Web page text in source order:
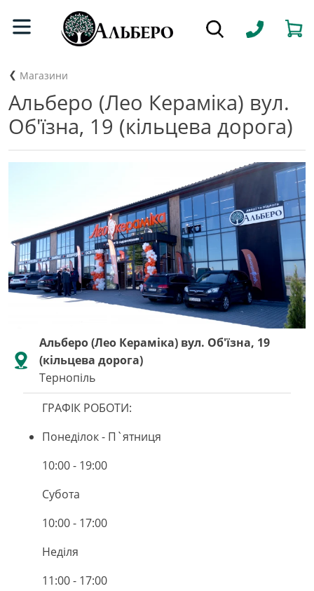
Магазини
Альберо (Лео Кераміка) вул.
Об'їзна, 19 (кільцева дорога)
Альберо (Лео Кераміка) вул. Об'їзна, 19
(кільцева дорога)
Тернопіль
ГРАФІК РОБОТИ:
Понеділок - П`ятниця
10:00 - 19:00
Субота
10:00 - 17:00
Неділя
11:00 - 17:00